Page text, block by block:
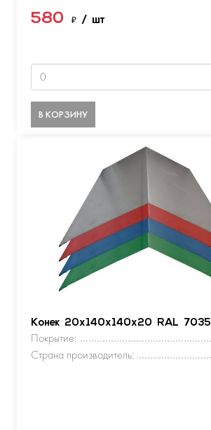
580 ₽ / шт
В КОРЗИНУ
Конек 20х140х140х20 RAL 7035
Покрытие:
Страна производитель: